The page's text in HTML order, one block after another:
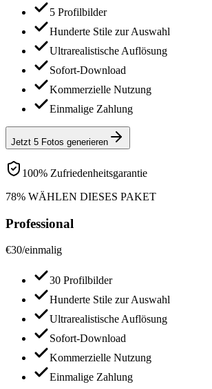
5 Profilbilder
Hunderte Stile zur Auswahl
Ultrarealistische Auflösung
Sofort-Download
Kommerzielle Nutzung
Einmalige Zahlung
Jetzt 5 Fotos generieren
100% Zufriedenheitsgarantie
78% WÄHLEN DIESES PAKET
Professional
€30/einmalig
30 Profilbilder
Hunderte Stile zur Auswahl
Ultrarealistische Auflösung
Sofort-Download
Kommerzielle Nutzung
Einmalige Zahlung